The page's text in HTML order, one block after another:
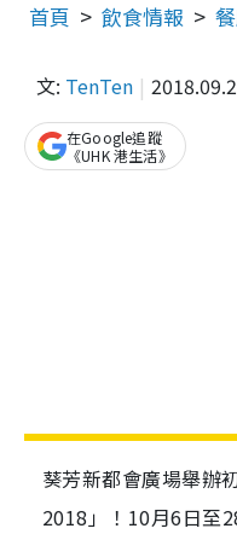
首頁 飲食情報
文: TenTen
在Google追蹤
《UHK 港生活》
葵芳新都會廣場舉辦
2018」！10月6日至